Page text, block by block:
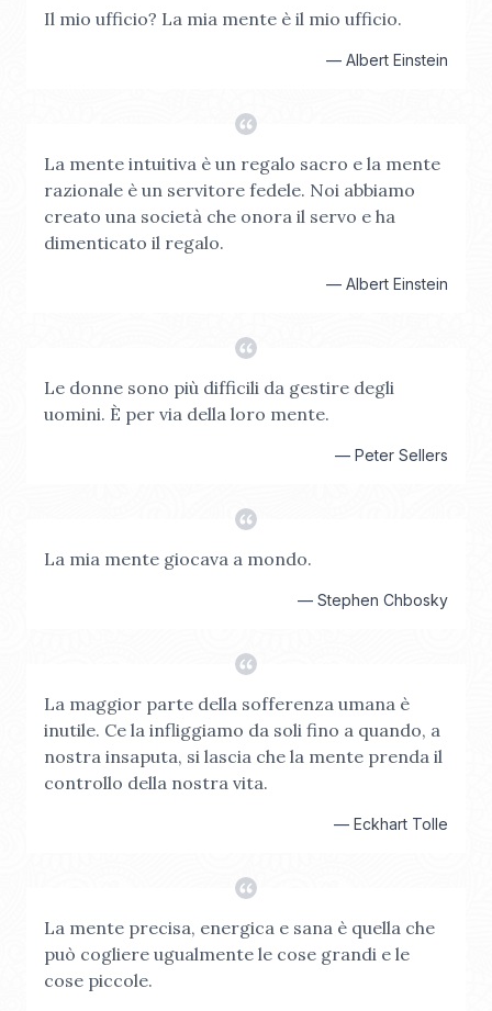
Il mio ufficio? La mia mente è il mio ufficio.
— Albert Einstein
La mente intuitiva è un regalo sacro e la mente
razionale è un servitore fedele. Noi abbiamo
creato una società che onora il servo e ha
dimenticato il regalo.
— Albert Einstein
Le donne sono più difficili da gestire degli
uomini. È per via della loro mente.
— Peter Sellers
La mia mente giocava a mondo.
— Stephen Chbosky
La maggior parte della sofferenza umana è
inutile. Ce la infliggiamo da soli fino a quando, a
nostra insaputa, si lascia che la mente prenda il
controllo della nostra vita.
— Eckhart Tolle
La mente precisa, energica e sana è quella che
può cogliere ugualmente le cose grandi e le
cose piccole.